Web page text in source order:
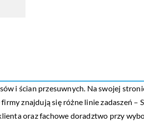
i ścian przesuwnych. Na swojej
znajdują się różne linie zadaszeń –
oraz fachowe doradztwo przy